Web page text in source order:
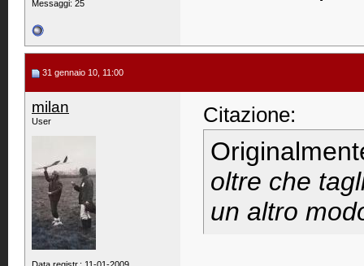
Messaggi: 25
31 gennaio 10, 11:00
milan
User Citazione:
oltre che
un altro